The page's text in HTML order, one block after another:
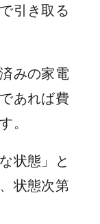
引き取る
みの家電
あれば費
。
状態」と
状態次第